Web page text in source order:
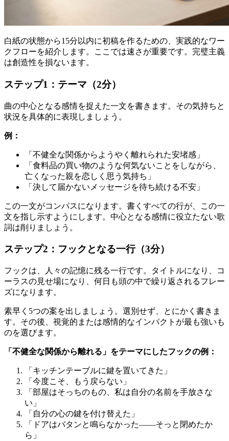
白紙の状態から15分以内に初稿を作るための、実践的なワー
クフローを紹介します。ここでは速さが重要です。完璧主義
は創造性を損ないます。
ステップ1：テーマ（2分）
曲の中心となる感情を捉えた一文を書きます。その気持ちと
状況を具体的に表現しましょう。
例：
「不健全な関係からようやく離れられた安堵感」
「食料品の買い物のような何気ないことをしながら、
亡くなった親を恋しく思う気持ち」
「決して届かないメッセージを待ち続ける不安」
この一文がコンパスになります。書くすべての行が、この一
文を指し示すようにします。中心となる感情に役立たない歌
詞は削りましょう。
ステップ2：フックとなる一行（3分）
フックは、人々の記憶に残る一行です。タイトルになり、コ
ーラスの見せ場になり、何日も頭の中で繰り返されるフレー
ズになります。
素早く5つの案を出しましょう。選別せず、とにかく書きま
す。その後、視覚的または感情的なインパクトが最も強いも
のを選びます。
「不健全な関係から離れる」をテーマにしたフックの例：
「キッチンテーブルに鍵を置いてきた」
「今度こそ、もう戻らない」
「部屋はそっちのもの、私は自分の名前を手放さな
い」
「自分の心の鍵を付け替えた」
「ドアはバタンと鳴らなかった——そっと閉めたか
ら」